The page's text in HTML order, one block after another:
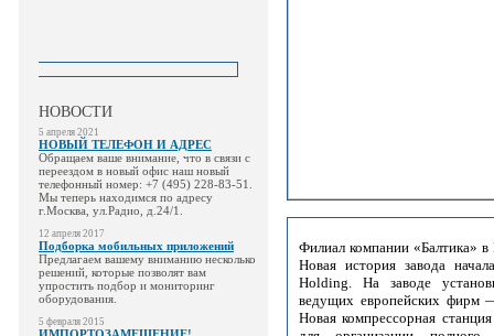
НОВОСТИ
5 апреля 2021
НОВЫЙ ТЕЛЕФОН И АДРЕС
Обращаем ваше внимание, что в связи с
переездом в новый офис наш новый
телефонный номер: +7 (495) 228-83-51.
Мы теперь находимся по адресу
г.Москва, ул.Радио, д.24/1.
12 апреля 2017
Подборка мобильных приложений
Предлагаем вашему вниманию несколько
решений, которые позволят вам
упростить подбор и мониторинг
оборудования.
5 февраля 2015
Филиал компании «Балтика»
Новая история завода
Holding. На заводе
ведущих европейских фирм
Новая компрессорная